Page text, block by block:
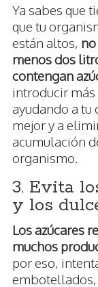
Ya sabes que
que tu
están altos,
menos dos
contengan
introducir más
ayudando a tu
mejor y a
acumulación
organismo.
3. Evita
y los
Los azúcares
muchos
por eso,
embotellados,